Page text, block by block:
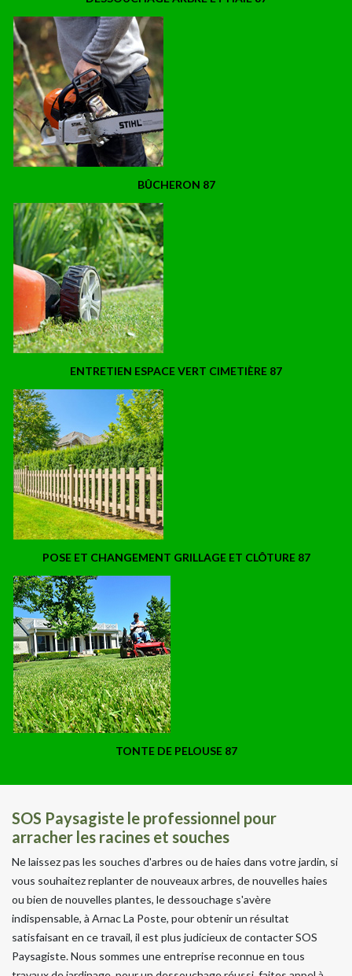
BÛCHERON 87
ENTRETIEN ESPACE VERT CIMETIÈRE 87
POSE ET CHANGEMENT GRILLAGE ET CLÔTURE 87
TONTE DE PELOUSE 87
SOS Paysagiste le professionnel pour
arracher les racines et souches
Ne laissez pas les souches d'arbres ou de haies dans votre jardin, si
vous souhaitez replanter de nouveaux arbres, de nouvelles haies
ou bien de nouvelles plantes, le dessouchage s'avère
indispensable, à Arnac La Poste, pour obtenir un résultat
satisfaisant en ce travail, il est plus judicieux de contacter SOS
Paysagiste. Nous sommes une entreprise reconnue en tous